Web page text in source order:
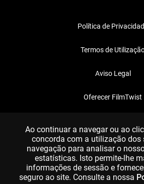
Política de
Termos de
Aviso Legal
Oferecer FilmTwist
Ao continuar a navegar ou ao
concorda com a utilização dos
navegação para analisar o
estatísticas. Isto permite-lhe
informações de sessão e
seguro ao site. Consulte a nossa